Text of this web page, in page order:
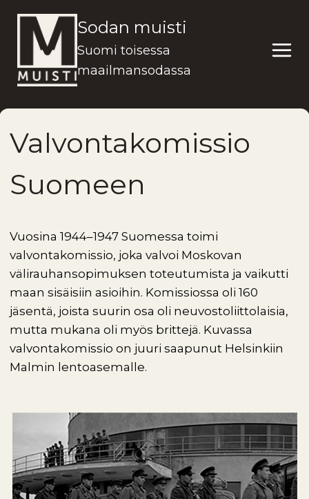
sisältöön
Sodan muisti
Suomi toisessa
maailmansodassa
Valvontakomissio
Suomeen
Vuosina 1944–1947 Suomessa toimi
valvontakomissio, joka valvoi Moskovan
välirauhansopimuksen toteutumista ja vaikutti
maan sisäisiin asioihin. Komissiossa oli 160
jäsentä, joista suurin osa oli neuvostoliittolaisia,
mutta mukana oli myös brittejä. Kuvassa
valvontakomissio on juuri saapunut Helsinkiin
Malmin lentoasemalle.